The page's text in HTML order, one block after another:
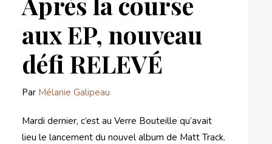
aux EP, nouveau
défi RELEVÉ
Par Mélanie Galipeau
Mardi dernier, c’est au Verre Bouteille qu’avait
lieu le lancement du nouvel album de Matt Track.